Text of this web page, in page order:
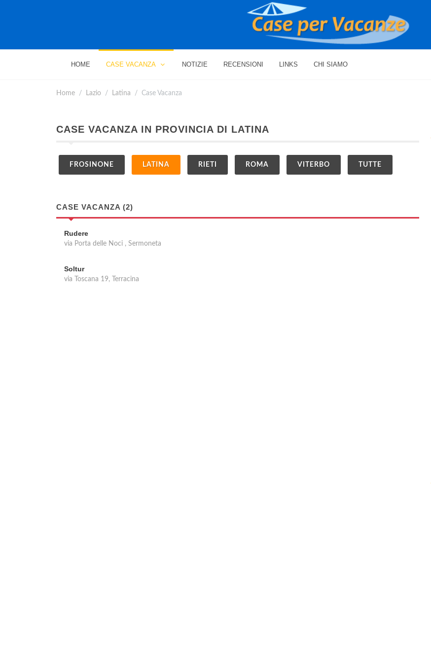
HOME CASE VACANZA NOTIZIE RECENSIONI LINKS CHI SIAMO
Home Lazio Latina Case Vacanza
CASE VACANZA IN PROVINCIA DI LATINA
FROSINONE LATINA RIETI ROMA VITERBO TUTTE
CASE VACANZA (2)
Rudere
via Porta delle Noci , Sermoneta
Soltur
via Toscana 19, Terracina